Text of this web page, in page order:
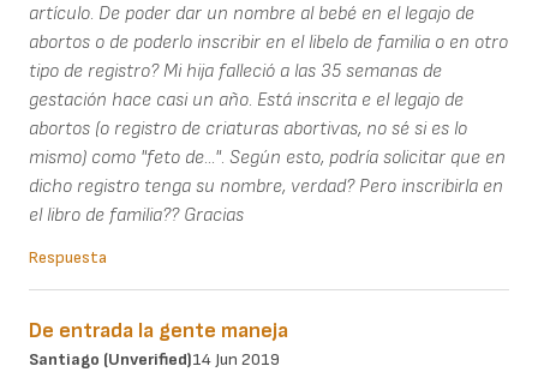
artículo. De poder dar un nombre al bebé en el legajo de
abortos o de poderlo inscribir en el libelo de familia o en otro
tipo de registro? Mi hija falleció a las 35 semanas de
gestación hace casi un año. Está inscrita e el legajo de
abortos (o registro de criaturas abortivas, no sé si es lo
mismo) como "feto de...". Según esto, podría solicitar que en
dicho registro tenga su nombre, verdad? Pero inscribirla en
el libro de familia?? Gracias
Respuesta
De entrada la gente maneja
Santiago (unverified)14 Jun 2019